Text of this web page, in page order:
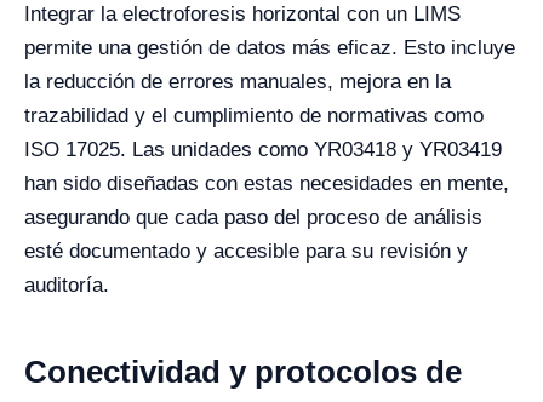
Integrar la electroforesis horizontal con un LIMS
permite una gestión de datos más eficaz. Esto incluye
la reducción de errores manuales, mejora en la
trazabilidad y el cumplimiento de normativas como
ISO 17025. Las unidades como YR03418 y YR03419
han sido diseñadas con estas necesidades en mente,
asegurando que cada paso del proceso de análisis
esté documentado y accesible para su revisión y
auditoría.
Conectividad y protocolos de